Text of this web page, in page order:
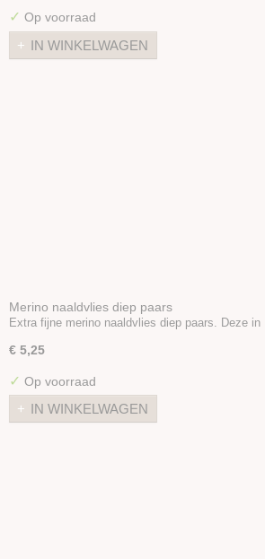
✓ Op voorraad
IN WINKELWAGEN
Merino naaldvlies diep paars
Extra fijne merino naaldvlies diep paars. Deze in
€ 5,25
✓ Op voorraad
IN WINKELWAGEN